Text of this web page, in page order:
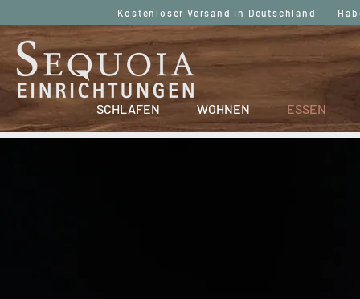
Kostenloser Versand in Deutschland
SCHLAFEN WOHNEN ESSEN